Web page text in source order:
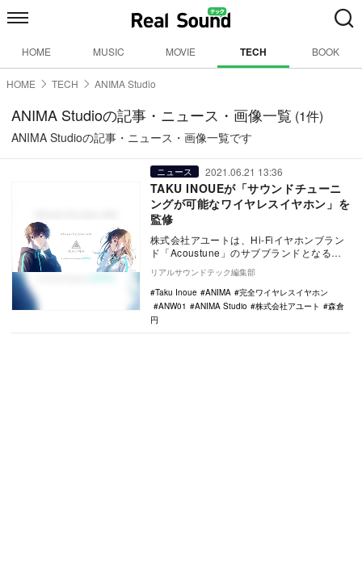
HOME MUSIC MOVIE TECH BOOK
HOME TECH ANIMA Studio
ANIMA Studioの記事・ニュース・画像一覧 (1件)
ANIMA Studioの記事・ニュース・画像一覧です
ニュース 2021.06.21 13:36
TAKU INOUEが「サウンドチューニ
ングが可能なワイヤレスイヤホン」を
監修
株式会社アユートは、Hi-Fiイヤホンブラン
ド「Acoustune」のサブブランドとなる、
ワイヤレスオーディオ機器専門ブランド
「…
リアルサウンドテック編集部
Taku Inoue
ANIMA
完全ワイヤレスイヤホン
ANW01
ANIMA Studio 株式会社アユート
森倉
円